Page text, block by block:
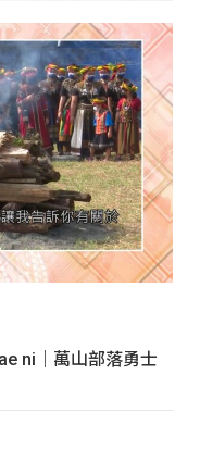
ni｜萬山部落勇士